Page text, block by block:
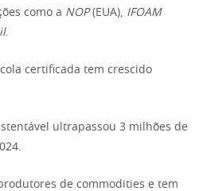
como a NOP(EUA), IFOAM
.
certificada tem crescido
ultrapassou 3 milhões de
de commodities e tem